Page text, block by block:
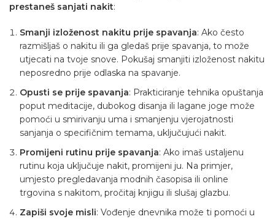
prestaneš sanjati nakit:
Smanji izloženost nakitu prije spavanja: Ako često
razmišljaš o nakitu ili ga gledaš prije spavanja, to može
utjecati na tvoje snove. Pokušaj smanjiti izloženost nakitu
neposredno prije odlaska na spavanje.
Opusti se prije spavanja: Prakticiranje tehnika opuštanja
poput meditacije, dubokog disanja ili lagane joge može
pomoći u smirivanju uma i smanjenju vjerojatnosti
sanjanja o specifičnim temama, uključujući nakit.
Promijeni rutinu prije spavanja: Ako imaš ustaljenu
rutinu koja uključuje nakit, promijeni ju. Na primjer,
umjesto pregledavanja modnih časopisa ili online
trgovina s nakitom, pročitaj knjigu ili slušaj glazbu.
Zapiši svoje misli: Vođenje dnevnika može ti pomoći u